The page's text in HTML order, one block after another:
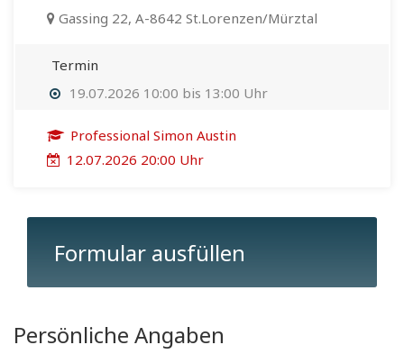
Gassing 22, A-8642 St.Lorenzen/Mürztal
Termin
19.07.2026 10:00 bis 13:00 Uhr
Professional Simon Austin
12.07.2026 20:00 Uhr
Formular ausfüllen
Persönliche Angaben